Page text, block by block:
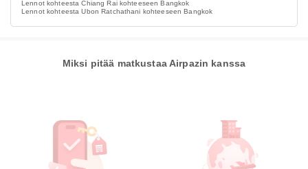
Lennot kohteesta Chiang Rai kohteeseen Bangkok
Lennot kohteesta Ubon Ratchathani kohteeseen Bangkok
Miksi pitää matkustaa Airpazin kanssa